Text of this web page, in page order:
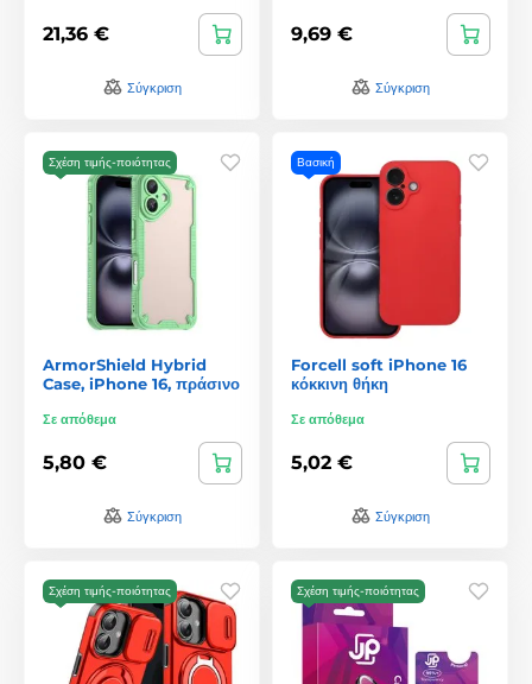
21,36 €
Σύγκριση
9,69 €
Σύγκριση
Σχέση τιμής-ποιότητας
ArmorShield Hybrid
Case, iPhone 16, πράσινο
Σε απόθεμα
5,80 €
Σύγκριση
Βασική
Forcell soft iPhone 16
κόκκινη θήκη
Σε απόθεμα
5,02 €
Σύγκριση
Σχέση τιμής-ποιότητας Σχέση τιμής-ποιότητας